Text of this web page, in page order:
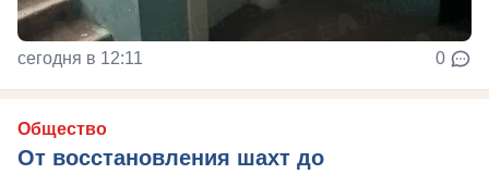
сегодня в 12:11 0
Общество
От восстановления шахт до